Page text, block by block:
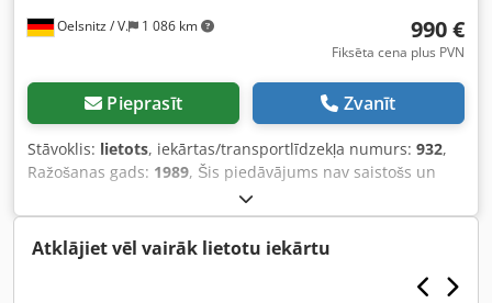
Oelsnitz / V. 1 086 km 990 €
Fiksēta cena plus PVN
Pieprasīt Zvanīt
Stāvoklis: lietots, iekārtas/transportlīdzekļa numurs: 932,
Ražošanas gads: 1989, Šis piedāvājums nav saistošs un
tajā var būt kļūdas. Par sniegtajiem datiem netiek sniegta
nekādas garantijas. Šis piedāvājums nav saistošs un tajā
var būt kļūdas. Par sniegtajiem datiem netiek sniegta
nekādas garantijas. Dcedezcbm Aepfx Aguek
Atklājiet vēl vairāk lietotu iekārtu